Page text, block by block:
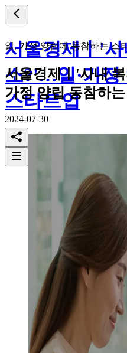
서울경제ㅣ'
소?'…일·가정
스타트업
일, 가정 양립에 동참하는 스
서울경제ㅣ'사내
가정 양립 동참하
2024-07-30